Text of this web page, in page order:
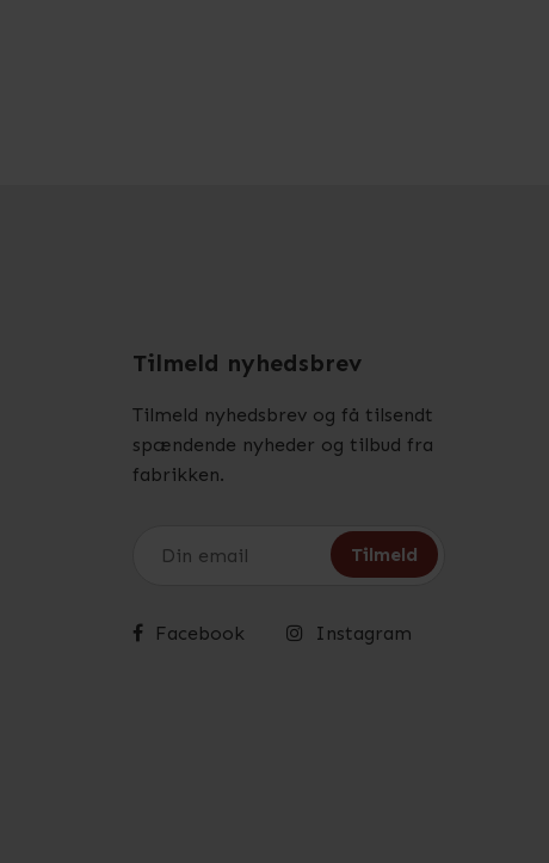
Tilmeld nyhedsbrev
Tilmeld nyhedsbrev og få tilsendt
spændende nyheder og tilbud fra
fabrikken.
Facebook Instagram